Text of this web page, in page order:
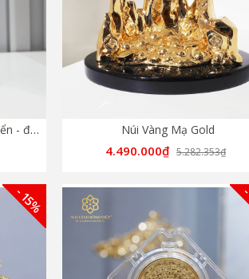
Lá Bồ Đề Hạnh Phúc màu cổ điển - đế Phale tròn Núi Vàng Mạ Gold
4.490.000₫ 5.282.353₫
- 15% -